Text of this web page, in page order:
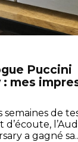
Puccini
mes
de
d’écoute,
a gagné